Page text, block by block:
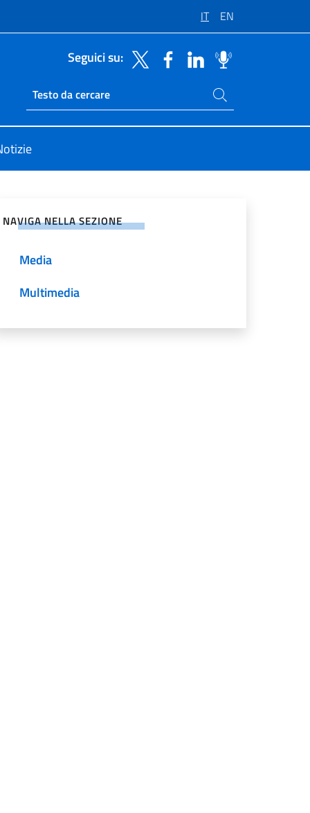
IT EN
Seguici su:
Ricerca sito live
Cerca nel sito
NAVIGA NELLA SEZIONE
Media
Multimedia